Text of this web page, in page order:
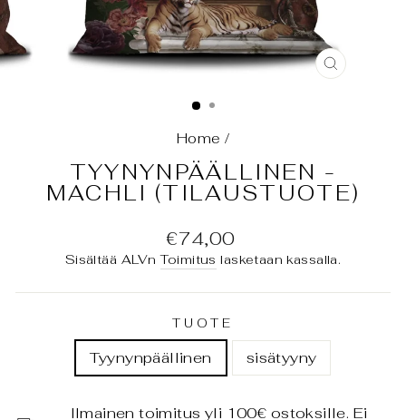
SULJE
Home /
TYYNYNPÄÄLLINEN -
MACHLI (TILAUSTUOTE)
Normaali
hinta
€74,00
Sisältää ALVnToimitus lasketaan kassalla.
TUOTE
Tyynynpäällinen sisätyyny
Ilmainen toimitus yli 100€ ostoksille. Ei